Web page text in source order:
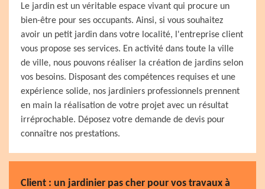
Le jardin est un véritable espace vivant qui procure un
bien-être pour ses occupants. Ainsi, si vous souhaitez
avoir un petit jardin dans votre localité, l'entreprise client
vous propose ses services. En activité dans toute la ville
de ville, nous pouvons réaliser la création de jardins selon
vos besoins. Disposant des compétences requises et une
expérience solide, nos jardiniers professionnels prennent
en main la réalisation de votre projet avec un résultat
irréprochable. Déposez votre demande de devis pour
connaître nos prestations.
Client : un jardinier pas cher pour vos travaux à